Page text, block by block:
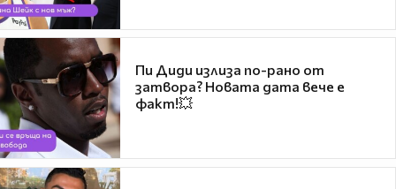
Пи Диди излиза по-рано от
затвора? Новата дата вече е
факт!💥